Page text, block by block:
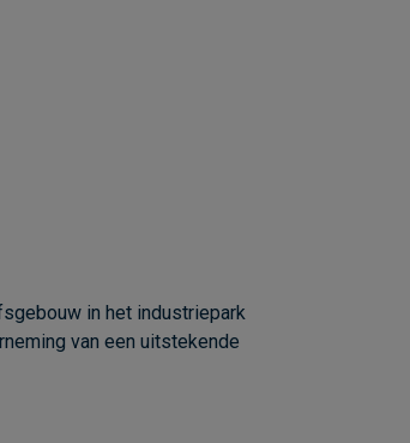
in het industriepark
van een uitstekende